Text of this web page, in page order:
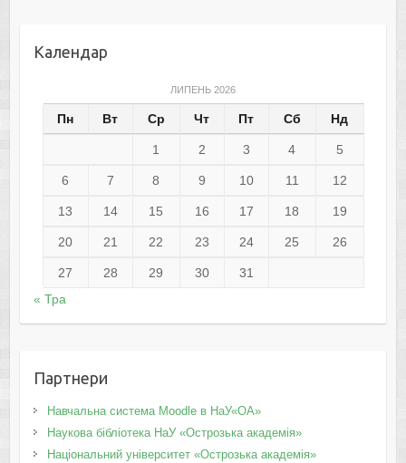
Календар
ЛИПЕНЬ 2026
Пн Вт Ср Чт Пт Сб Нд
1 2 3 4 5
6 7 8 9 10 11 12
13 14 15 16 17 18 19
20 21 22 23 24 25 26
27 28 29 30
31
« Тра
Партнери
Навчальна система Moodle в НаУ«ОА»
Наукова бібліотека НаУ «Острозька академія»
Національний університет «Острозька академія»